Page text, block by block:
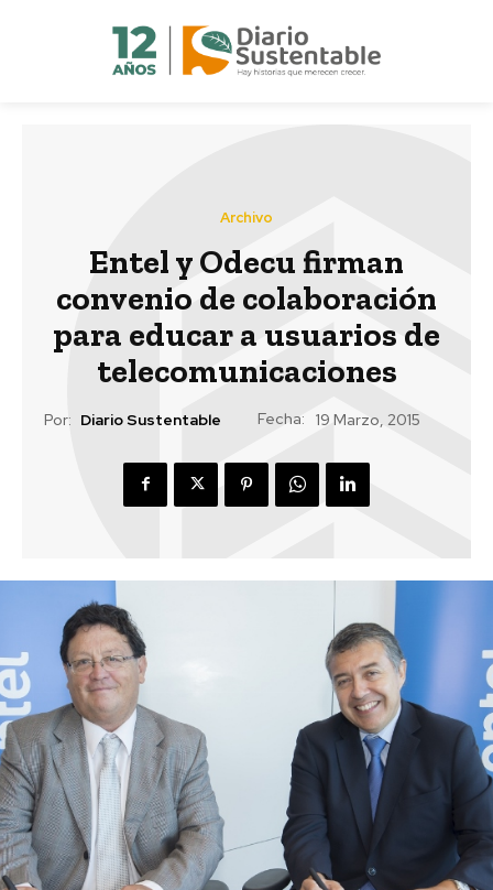
Archivo
Entel y Odecu firman
convenio de colaboración
para educar a usuarios de
telecomunicaciones
Por: Diario Sustentable Fecha: 19 Marzo, 2015